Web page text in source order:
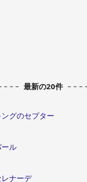
最新の20件
グのセプター
ル
ナーデ